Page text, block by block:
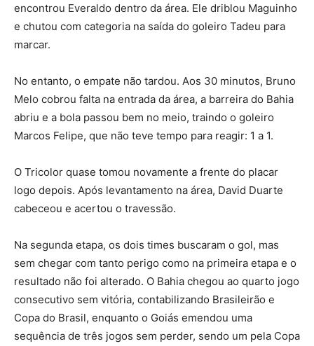
encontrou Everaldo dentro da área. Ele driblou Maguinho
e chutou com categoria na saída do goleiro Tadeu para
marcar.
No entanto, o empate não tardou. Aos 30 minutos, Bruno
Melo cobrou falta na entrada da área, a barreira do Bahia
abriu e a bola passou bem no meio, traindo o goleiro
Marcos Felipe, que não teve tempo para reagir: 1 a 1.
O Tricolor quase tomou novamente a frente do placar
logo depois. Após levantamento na área, David Duarte
cabeceou e acertou o travessão.
Na segunda etapa, os dois times buscaram o gol, mas
sem chegar com tanto perigo como na primeira etapa e o
resultado não foi alterado. O Bahia chegou ao quarto jogo
consecutivo sem vitória, contabilizando Brasileirão e
Copa do Brasil, enquanto o Goiás emendou uma
sequência de três jogos sem perder, sendo um pela Copa